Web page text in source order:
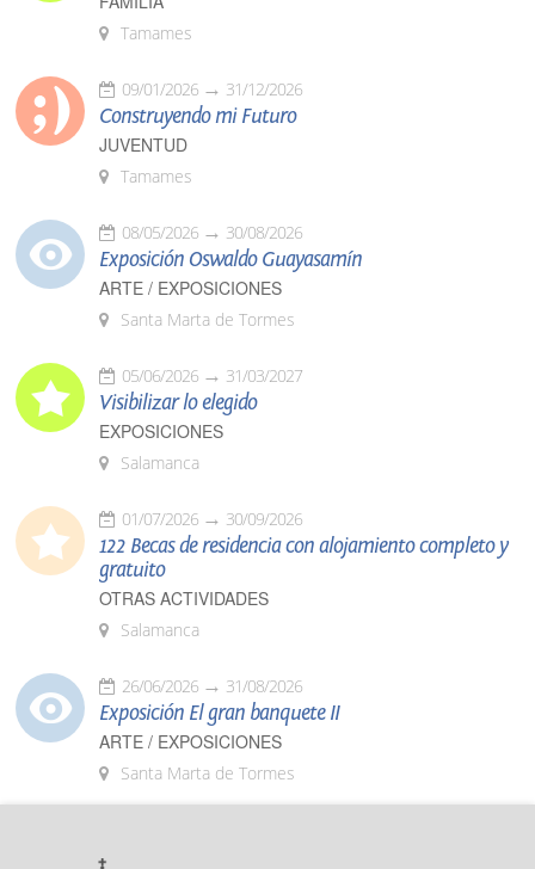
Tamames
09/01/2026 31/12/2026
Construyendo mi Futuro
JUVENTUD
Tamames
08/05/2026 30/08/2026
Exposición Oswaldo Guayasamín
ARTE / EXPOSICIONES
Santa Marta de Tormes
05/06/2026 31/03/2027
Visibilizar lo elegido
EXPOSICIONES
Salamanca
01/07/2026 30/09/2026
122 Becas de residencia con alojamiento completo y
gratuito
OTRAS ACTIVIDADES
Salamanca
26/06/2026 31/08/2026
Exposición El gran banquete II
ARTE / EXPOSICIONES
Santa Marta de Tormes